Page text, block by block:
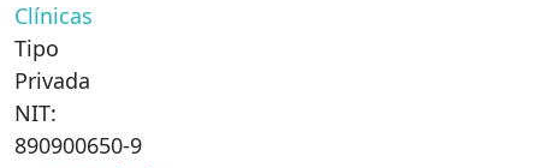
Clínicas
Tipo
Privada
NIT:
890900650-9